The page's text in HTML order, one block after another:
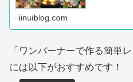
iinuiblog.com
「ワンバーナーで作る簡単
には以下がおすすめです！